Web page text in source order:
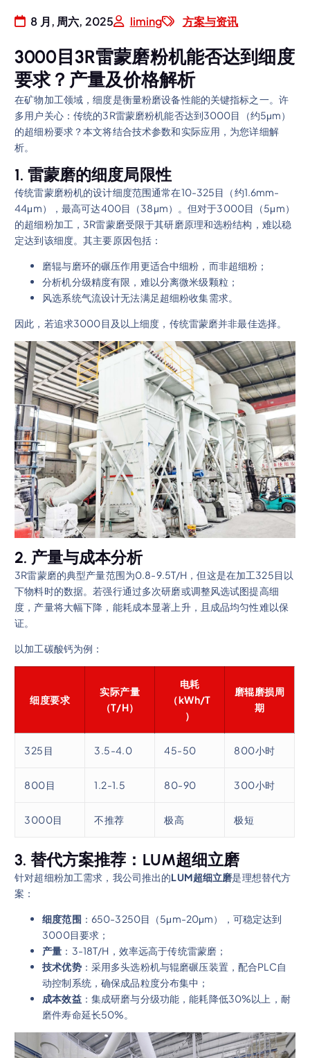
8 月, 周六, 2025 liming 方案与资讯
3000目3R雷蒙磨粉机能否达到细度
要求？产量及价格解析
在矿物加工领域，细度是衡量粉磨设备性能的关键指标之一。许
多用户关心：传统的3R雷蒙磨粉机能否达到3000目（约5μm）
的超细粉要求？本文将结合技术参数和实际应用，为您详细解
析。
1. 雷蒙磨的细度局限性
传统雷蒙磨粉机的设计细度范围通常在10-325目（约1.6mm-
44μm），最高可达400目（38μm）。但对于3000目（5μm）
的超细粉加工，3R雷蒙磨受限于其研磨原理和选粉结构，难以稳
定达到该细度。其主要原因包括：
磨辊与磨环的碾压作用更适合中细粉，而非超细粉；
分析机分级精度有限，难以分离微米级颗粒；
风选系统气流设计无法满足超细粉收集需求。
因此，若追求3000目及以上细度，传统雷蒙磨并非最佳选择。
2. 产量与成本分析
3R雷蒙磨的典型产量范围为0.8-9.5T/H，但这是在加工325目以
下物料时的数据。若强行通过多次研磨或调整风选试图提高细
度，产量将大幅下降，能耗成本显著上升，且成品均匀性难以保
证。
以加工碳酸钙为例：
细度要求
实际产量
（T/H）
电耗
（kWh/T
）
磨辊磨损周
期
325目 3.5-4.0 45-50 800小时
800目 1.2-1.5 80-90 300小时
3000目 不推荐 极高 极短
3. 替代方案推荐：LUM超细立磨
针对超细粉加工需求，我公司推出的LUM超细立磨是理想替代方
案：
细度范围 ：650-3250目（5μm-20μm），可稳定达到
3000目要求；
产量 ：3-18T/H，效率远高于传统雷蒙磨；
技术优势：采用多头选粉机与辊磨碾压装置，配合PLC自
动控制系统，确保成品粒度分布集中；
成本效益：集成研磨与分级功能，能耗降低30%以上，耐
磨件寿命延长50%。